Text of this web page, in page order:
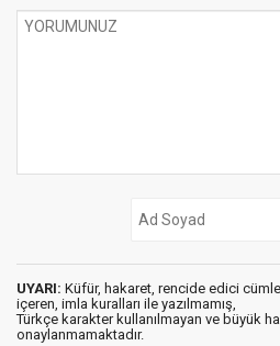
UYARI: Küfür, hakaret, rencide edici
içeren, imla kuralları ile yazılmamış,
Türkçe karakter kullanılmayan ve büyük
onaylanmamaktadır.